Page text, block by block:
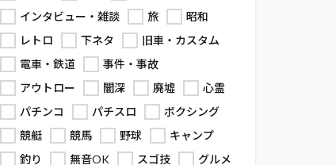
インタビュー・雑談
旅
昭和
レトロ
下ネタ
旧車・カスタム
電車・鉄道
事件・事故
アウトロー
闇深 廃墟
心霊
パチンコ
パチスロ
ボクシング
競艇
競馬 野球
キャンプ
釣り
無音OK スゴ技 グルメ